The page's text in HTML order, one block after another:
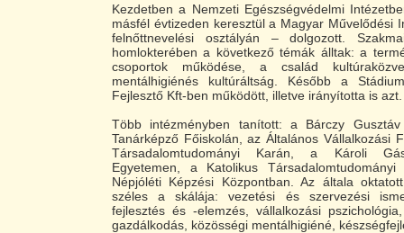
Kezdetben a Nemzeti Egészségvédelmi
másfél évtizeden keresztül a Magyar Művelődési
felnőttnevelési osztályán – dolgozott.
homlokterében a következő témák álltak: a
csoportok működése, a család
mentálhigiénés kultúráltság. Később a
Fejlesztő Kft-ben működött, illetve irányította is azt.
Több intézményben tanított: a Bárczy Gusztáv
Tanárképző Főiskolán, az Általános Vállalkozási
Társadalomtudományi Karán, a Károli
Egyetemen, a Katolikus
Népjóléti Képzési Központban. Az általa
széles a skálája: vezetési és szervezési
fejlesztés és -elemzés, vállalkozási
gazdálkodás, közösségi mentálhigiéné,